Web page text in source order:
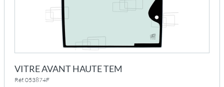
VITRE AVANT HAUTE TEM
Réf. 053874F